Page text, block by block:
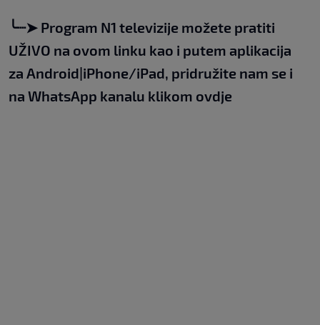
╰┈➤ Program N1 televizije možete pratiti
UŽIVO na ovom linku kao i putem aplikacija
za Android|iPhone/iPad, pridružite nam se i
na WhatsApp kanalu klikom ovdje